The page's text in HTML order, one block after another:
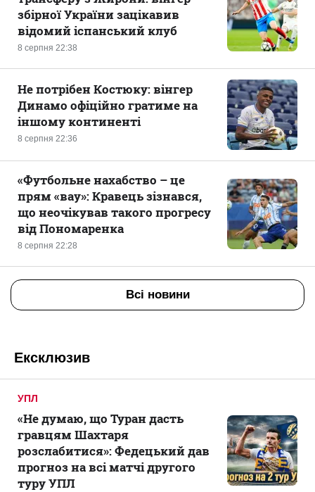
8 серпня 22:38
збірної України зацікавив
відомий іспанський клуб
8 серпня 22:36
Не потрібен Костюку: вінгер
Динамо офіційно гратиме на
іншому континенті
8 серпня 22:28
«Футбольне нахабство – це
прям «вау»: Кравець зізнався,
що неочікував такого прогресу
від Пономаренка
Всі новини
Ексклюзив
УПЛ
«Не думаю, що Туран дасть
гравцям Шахтаря
розслабитися»: Федецький дав
прогноз на всі матчі другого
туру УПЛ